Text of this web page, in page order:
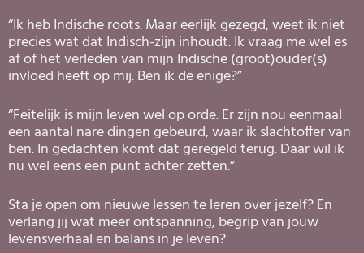
“Ik heb Indische roots. Maar eerlijk gezegd, weet ik niet
precies wat dat Indisch-zijn inhoudt. Ik vraag me wel es
af of het verleden van mijn Indische (groot)ouder(s)
invloed heeft op mij. Ben ik de enige?”
“Feitelijk is mijn leven wel op orde. Er zijn nou eenmaal
een aantal nare dingen gebeurd, waar ik slachtoffer van
ben. In gedachten komt dat geregeld terug. Daar wil ik
nu wel eens een punt achter zetten.”
Sta je open om nieuwe lessen te leren over jezelf? En
verlangjij wat meer ontspanning, begrip van jouw
levensverhaal en balans in je leven?